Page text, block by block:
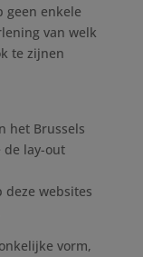
geen enkele
van welk
te zijnen
het Brussels
de lay-out
deze websites
vorm,